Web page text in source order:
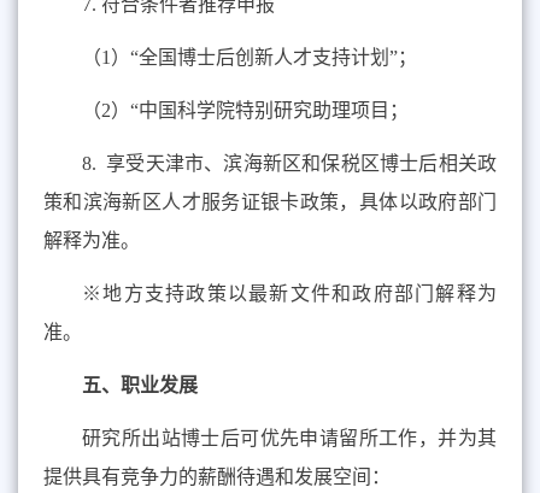
7. 符合条件者推荐申报
（1 ）“全国博士后创新人才支持计划”；
（2）“中国科学院特别研究助理项目；
8. 享受天津市、滨海新区和保税区博士后相关政
策和滨海新区人才服务证银卡政策，具体以政府部门
解释为准。
※地方支持政策以最新文件和政府部门解释为
准。
五、职业发展
研究所出站博士后可优先申请留所工作，并为其
提供具有竞争力的薪酬待遇和发展空间：